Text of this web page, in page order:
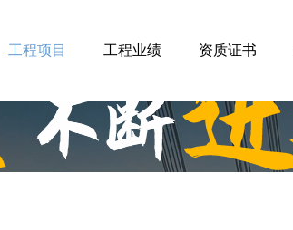
工程项目 工程业绩 资质证书